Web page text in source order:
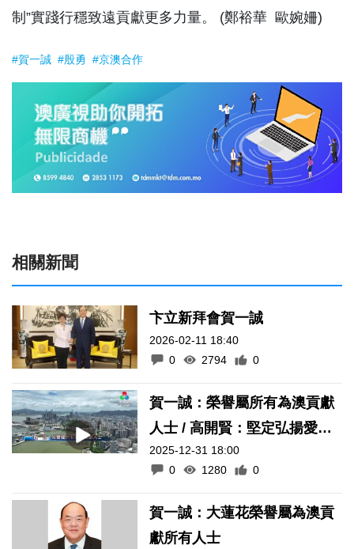
制”實踐行穩致遠貢獻更多力量。 (鄭裕華 歐婉姍)
#賀一誠 #殷勇 #京澳合作
相關新聞
卞立新拜會賀一誠
2026-02-11 18:40
0
2794 0
賀一誠：榮譽屬所有為澳貢獻
人士 / 高開賢：堅定弘揚愛國
愛澳核心價值
2025-12-31 18:00
0
1280 0
賀一誠：大蓮花榮譽屬為澳貢
獻所有人士